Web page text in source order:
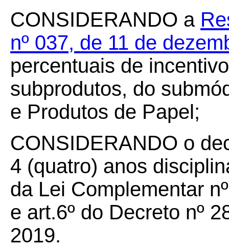
CONSIDERANDO a
nº 037, de 11 de
percentuais de
subprodutos, do
e Produtos de Papel;
CONSIDERANDO o
4 (quatro) anos
da Lei Complementar
e art.6º do Decreto nº
2019.